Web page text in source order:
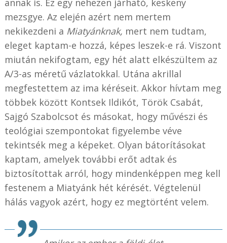
annak is. Ez egy nehezen járható, keskeny
mezsgye. Az elején azért nem mertem
nekikezdeni a Miatyánknak, mert nem tudtam,
eleget kaptam-e hozzá, képes leszek-e rá. Viszont
miután nekifogtam, egy hét alatt elkészültem az
A/3-as méretű vázlatokkal. Utána akrillal
megfestettem az ima kéréseit. Akkor hívtam meg
többek között Kontsek Ildikót, Török Csabát,
Sajgó Szabolcsot és másokat, hogy művészi és
teológiai szempontokat figyelembe véve
tekintsék meg a képeket. Olyan bátorításokat
kaptam, amelyek további erőt adtak és
biztosítottak arról, hogy mindenképpen meg kell
festenem a Miatyánk hét kérését. Végtelenül
hálás vagyok azért, hogy ez megtörtént velem.